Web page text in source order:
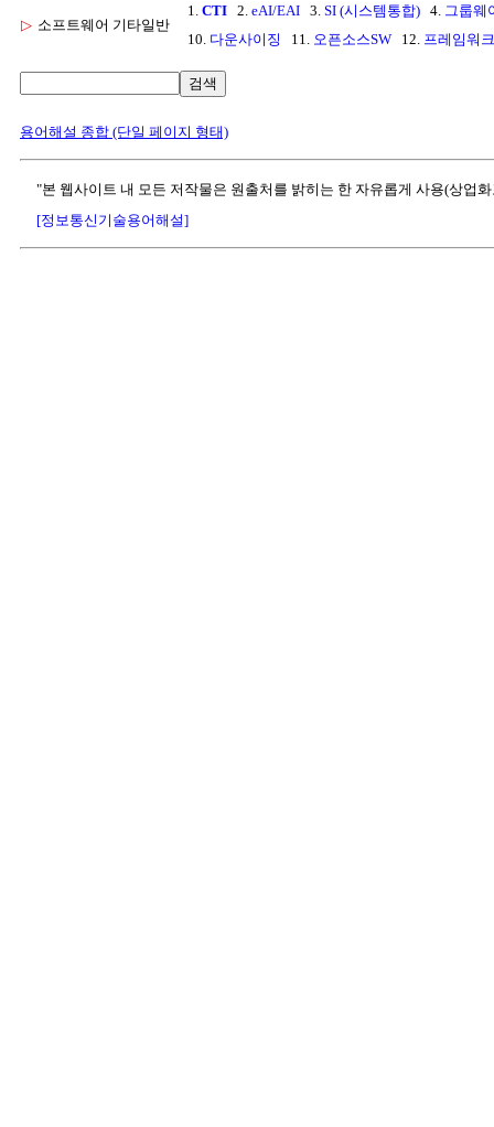
▷ 소프트웨어 기타일반
1. CTI 2. eAI/EAI 3. SI (시스템통합) 4. 그룹웨
10. 다운사이징 11. 오픈소스SW 12. 프레임워크
검색
용어해설 종합 (단일 페이지 형태)
"본 웹사이트 내 모든 저작물은 원출처를 밝히는 한 자유롭게 사용(상업
[정보통신기술용어해설]